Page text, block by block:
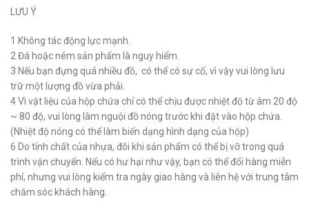
LƯU Ý
1 Không tác động lực mạnh.
2 Đá hoặc ném sản phẩm là nguy hiểm.
3 Nếu bạn đựng quá nhiều đồ, có thể có sự cố, vì vậy vui lòng lưu
trữ một lượng đồ vừa phải.
4 Vì vật liệu của hộp chứa chỉ có thể chịu được nhiệt độ từ âm 20 độ
~ 80 độ, vui lòng làm nguội đồ nóng trước khi đặt vào hộp chứa.
(Nhiệt độ nóng có thể làm biến dạng hình dạng của hộp)
6 Do tính chất của nhựa, đôi khi sản phẩm có thể bị vỡ trong quá
trình vận chuyển. Nếu có hư hại như vậy, bạn có thể đổi hàng miễn
phí, nhưng vui lòng kiểm tra ngày giao hàng và liên hệ với trung tâm
chăm sóc khách hàng.